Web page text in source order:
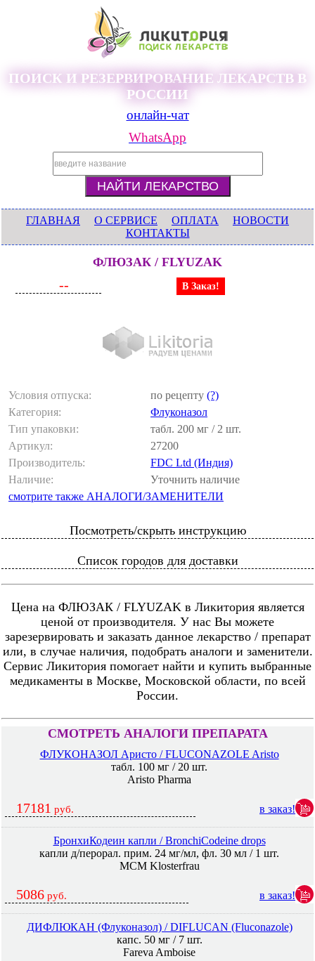
ПОИСК И РЕЗЕРВИРОВАНИЕ ЛЕКАРСТВ В
РОССИИ
онлайн-чат
WhatsApp
ГЛАВНАЯ О СЕРВИСЕ ОПЛАТА
НОВОСТИ
КОНТАКТЫ
ФЛЮЗАК / FLYUZAK
-- В Заказ!
Условия отпуска: по рецепту (?)
Категория:
Флуконазол
Тип упаковки:
табл. 200 мг / 2 шт.
Артикул:
27200
Производитель:
FDC Ltd (Индия)
Наличие:
Уточнить наличие
смотрите также АНАЛОГИ/ЗАМЕНИТЕЛИ
Посмотреть/скрыть инструкцию
Список городов для доставки
Цена на ФЛЮЗАК / FLYUZAK в Ликитория является
ценой от производителя. У нас Вы можете
зарезервировать и заказать данное лекарство / препарат
или, в случае наличия, подобрать аналоги и заменители.
Сервис Ликитория помогает найти и купить выбранные
медикаменты в Москве, Московской области, по всей
России.
СМОТРЕТЬ АНАЛОГИ ПРЕПАРАТА
ФЛУКОНАЗОЛ Аристо / FLUCONAZOLE Aristo
табл. 100 мг / 20 шт.
Aristo Pharma
17181 руб. в заказ!
БронхиКодеин капли / BronchiCodeine drops
капли д/перорал. прим. 24 мг/мл, фл. 30 мл / 1 шт.
MCM Klosterfrau
5086 руб. в заказ!
ДИФЛЮКАН (Флуконазол) / DIFLUCAN (Fluconazole)
капс. 50 мг / 7 шт.
Fareva Amboise